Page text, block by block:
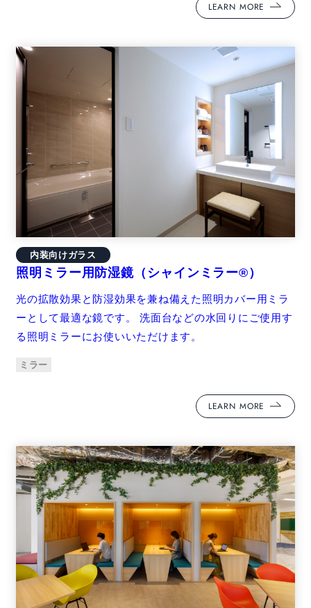
LEARN MORE
照明ミラー用防湿鏡（シャインミラー®）
内装向けガラス
光の拡散効果と防湿効果を兼ね備えた照明カバー用ミラ
ーとして最適な鏡です。 洗面台などの水回りにご使用す
る照明ミラーにお使いいただけます。
ミラー
LEARN MORE